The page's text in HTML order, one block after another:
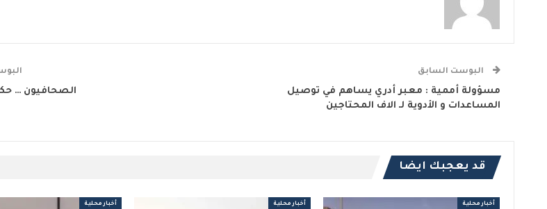
البوست السابق
مسؤولة أممية : معبر أدري يساهم في توصيل
المساعدات و الأدوية لـ الاف المحتاجين
الصحافيون …
قد يعجبك ايضا
أخبار محلية أخبار محلية أخبار محلية